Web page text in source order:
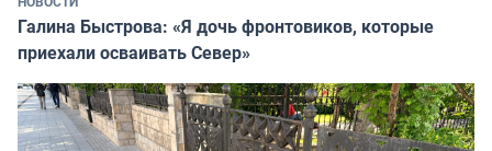
Галина Быстрова: «Я дочь фронтовиков, которые
приехали осваивать Север»